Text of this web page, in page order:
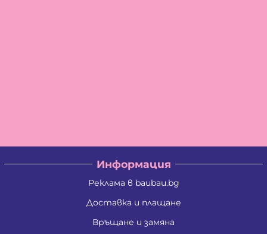
Информация
Реклама в baubau.bg
Доставка и плащане
Връщане и замяна